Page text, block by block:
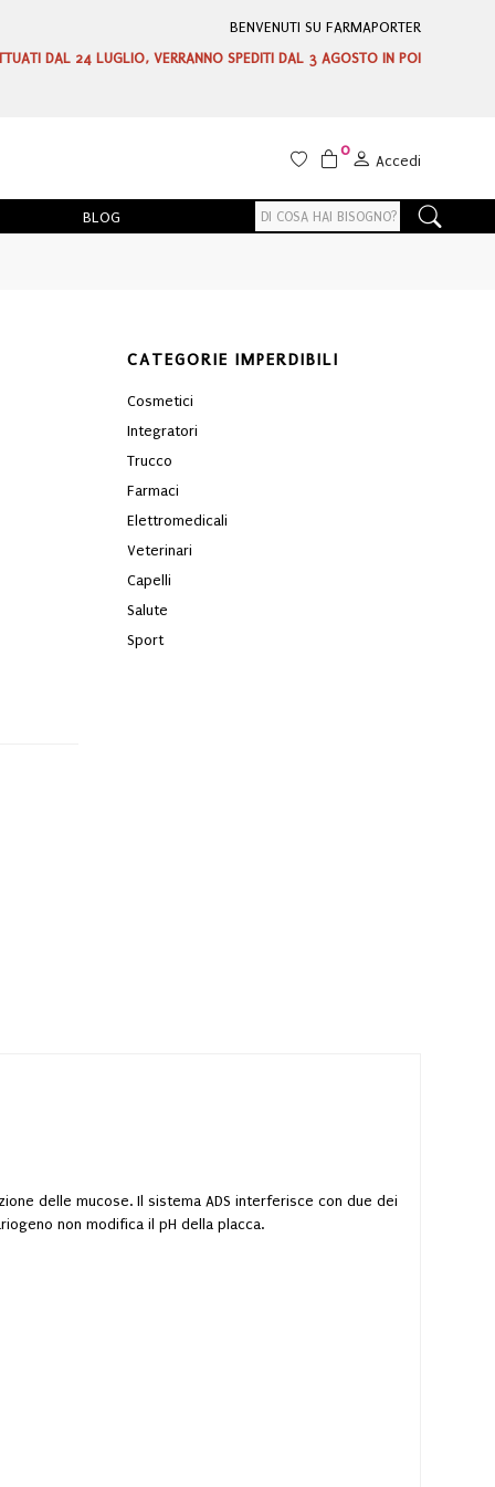
BENVENUTI SU FARMAPORTER
DAL 24 LUGLIO, VERRANNO SPEDITI DAL 3 AGOSTO IN POI
0
Accedi
BLOG
CATEGORIE IMPERDIBILI
Cosmetici
Integratori
Trucco
Farmaci
Elettromedicali
Veterinari
Capelli
Salute
Sport
delle mucose. Il sistema ADS interferisce con due dei
non modifica il pH della placca.